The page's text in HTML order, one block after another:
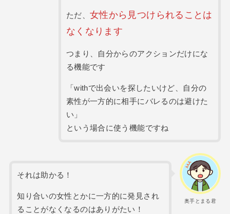
ただ、 女性から 見つけられることは
なくなります
つまり、自分からのアクションだけにな
る機能です
「withで出会いを探したいけど、自分の
素性が一方的に相手にバレるのは避けた
い」
という場合に使う機能ですね
奥手とまる君
それは助かる！
知り合いの女性とかに一方的に発見され
ることがなくなるのはありがたい！